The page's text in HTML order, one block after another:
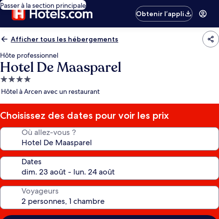
Passer à la section principale
Obtenir l’appli
Afficher tous les hébergements
Hôte professionnel
Hotel De Maasparel
Hébergement
4.0 étoiles
Hôtel à Arcen avec un restaurant
Choisissez des dates pour voir les prix
Où allez-vous ?
Dates
Voyageurs